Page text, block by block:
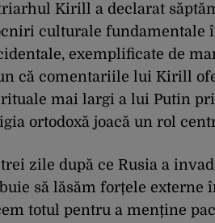
Kirill a declarat
culturale fundamentale
exemplificate de
că comentariile lui Kirill
mai largi a lui Putin
ortodoxă joacă un rol
zile după ce Rusia a
să lăsăm forțele externe
totul pentru a menține